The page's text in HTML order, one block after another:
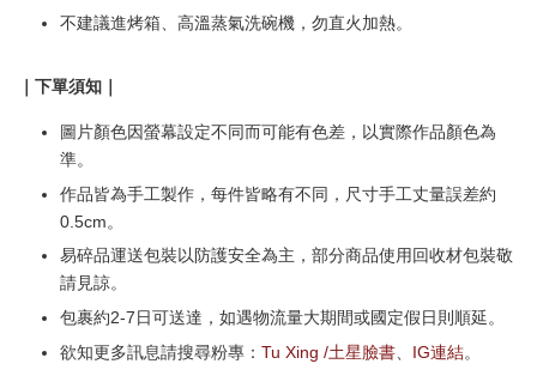
不建議進烤箱、高溫蒸氣洗碗機，勿直火加熱。
｜下單須知｜
圖片顏色因螢幕設定不同而可能有色差，以實際作品顏色為
準。
作品皆為手工製作，每件皆略有不同，尺寸手工丈量誤差約
0.5cm。
易碎品運送包裝以防護安全為主，部分商品使用回收材包裝敬
請見諒。
包裹約2-7日可送達，如遇物流量大期間或國定假日則順延。
欲知更多訊息請搜尋粉專： Tu Xing /土星臉書 IG連結。